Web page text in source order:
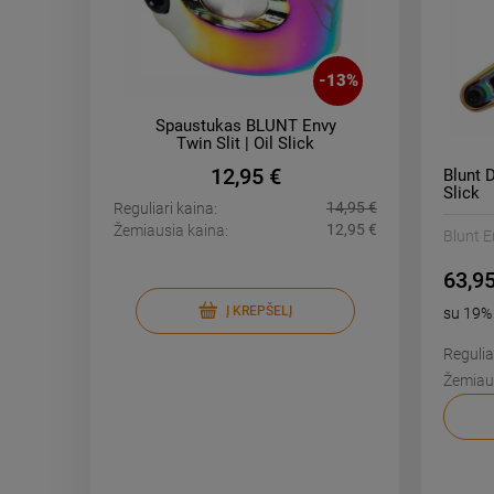
-13%
Spaustukas BLUNT Envy
Twin Slit | Oil Slick
12,95 €
Reguliari kaina:
14,95 €
Žemiausia kaina:
12,95 €
Į KREPŠELĮ
Žemiausia
Blunt
Slick
Blunt
su